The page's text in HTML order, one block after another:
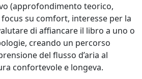
(approfondimento teorico,
su comfort, interesse per la
di affiancare il libro a uno o
creando un percorso
del flusso d’aria al
confortevole e longeva.